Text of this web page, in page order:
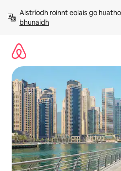
chuig
ábhar
Aistríodh roinnt eolais go
bhunaidh